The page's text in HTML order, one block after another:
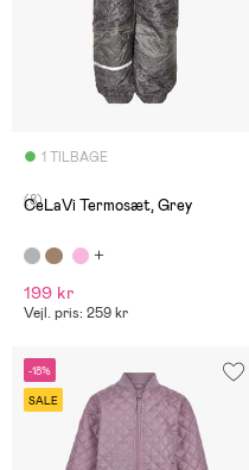
1 TILBAGE
(8)
CeLaVi Termosæt, Grey
199 kr
Vejl. pris: 259 kr
-18%
SALE